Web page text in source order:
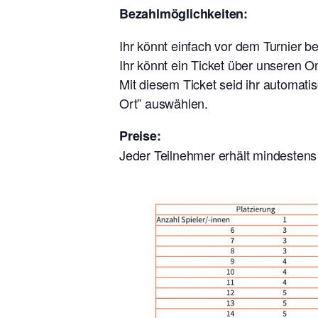
Bezahlmöglichkeiten:
Ihr könnt einfach vor dem Turnier
Ihr könnt ein Ticket über unseren
Mit diesem Ticket seid ihr
Ort” auswählen.
Preise:
Jeder Teilnehmer erhält